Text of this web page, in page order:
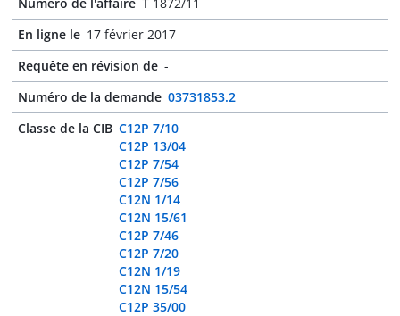
En ligne le 17 février 2017
Requête en révision de -
Numéro de la demande 03731853.2
Classe de la CIB C12P 7/10
C12P 13/04
C12P 7/54
C12P 7/56
C12N 1/14
C12N 15/61
C12P 7/46
C12P 7/20
C12N 1/19
C12N 15/54
C12P 35/00